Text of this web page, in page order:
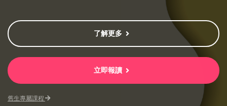
了解更多
立即報讀
舊生專屬課程